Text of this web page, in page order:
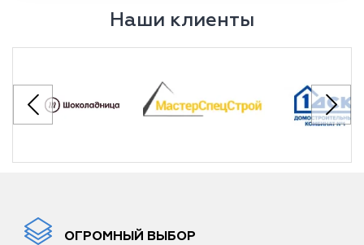
Наши клиенты
ОГРОМНЫЙ ВЫБОР